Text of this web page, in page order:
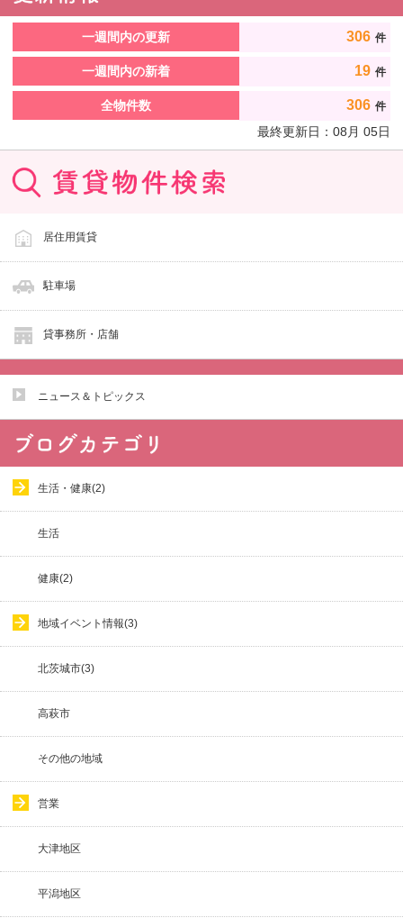
一週間内の更新 306 件
一週間内の新着 19 件
全物件数 306 件
最終更新日： 08 月 05日
居住用賃貸
駐車場
貸事務所・店舗
ニュース＆トピックス
生活・健康(2)
生活
健康(2)
地域イベント情報(3)
北茨城市(3)
高萩市
その他の地域
営業
大津地区
平潟地区